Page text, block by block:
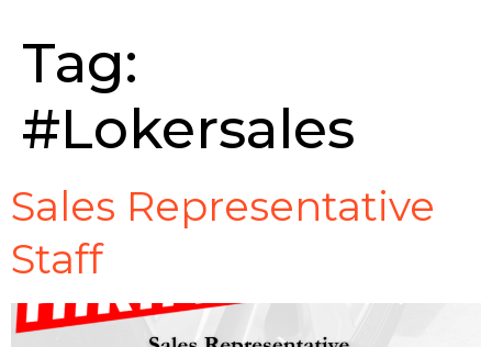
Tag:
#Lokersales
Sales Representative
Staff